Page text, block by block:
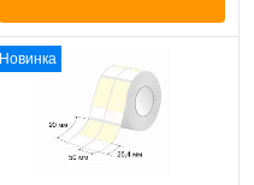
Новинка